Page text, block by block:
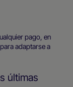
pago, en
adaptarse a
últimas